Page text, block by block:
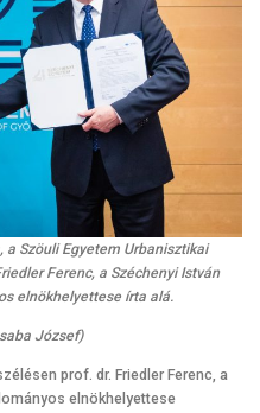
a Szöuli Egyetem Urbanisztikai
Ferenc, a Széchenyi István
elnökhelyettese írta alá.
József)
prof. dr. Friedler Ferenc, a
elnökhelyettese